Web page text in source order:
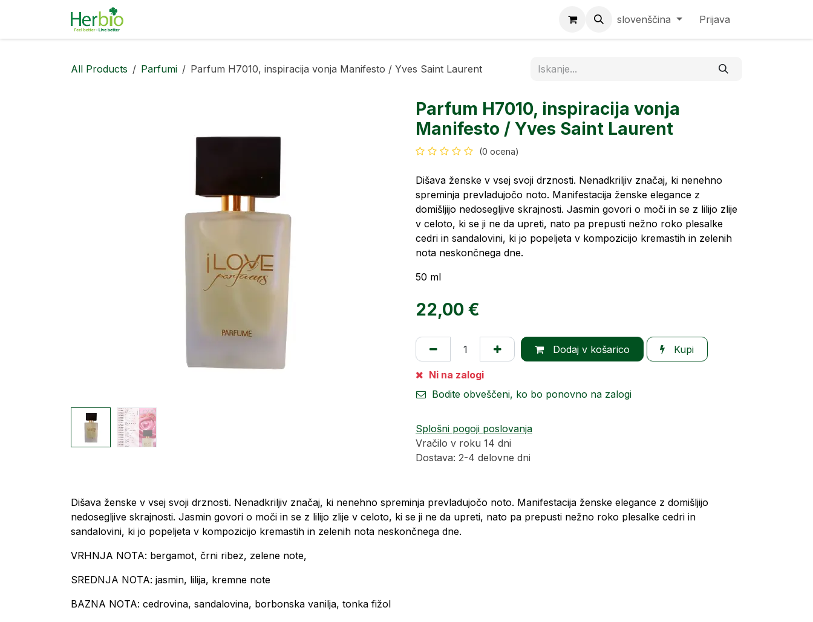
slovenščina Prijava
All Products Parfumi Parfum H7010, inspiracija vonja Manifesto / Yves Saint Laurent
Parfum H7010, inspiracija vonja
Manifesto / Yves Saint Laurent
(0 ocena)
Dišava ženske v vsej svoji drznosti. Nenadkriljiv značaj, ki nenehno
spreminja prevladujočo noto. Manifestacija ženske elegance z
domišljijo nedosegljive skrajnosti. Jasmin govori o moči in se z lilijo zlije
v celoto, ki se ji ne da upreti, nato pa prepusti nežno roko plesalke
cedri in sandalovini, ki jo popeljeta v kompozicijo kremastih in zelenih
nota neskončnega dne.
50 ml
22,00 €
Dodaj v košarico Kupi
Ni na zalogi
Bodite obveščeni, ko bo ponovno na zalogi
Splošni pogoji poslovanja
Vračilo v roku 14 dni
Dostava: 2-4 delovne dni
Dišava ženske v vsej svoji drznosti. Nenadkriljiv značaj, ki nenehno spreminja prevladujočo noto. Manifestacija ženske elegance z domišljijo
nedosegljive skrajnosti. Jasmin govori o moči in se z lilijo zlije v celoto, ki se ji ne da upreti, nato pa prepusti nežno roko plesalke cedri in
sandalovini, ki jo popeljeta v kompozicijo kremastih in zelenih nota neskončnega dne.
VRHNJA NOTA: bergamot, črni ribez, zelene note,
SREDNJA NOTA: jasmin, lilija, kremne note
BAZNA NOTA: cedrovina, sandalovina, borbonska vanilja, tonka fižol